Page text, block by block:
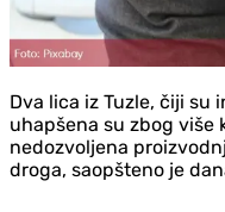
Dva lica iz Tuzle, čiji
uhapšena su zbog više
nedozvoljena
droga, saopšteno je